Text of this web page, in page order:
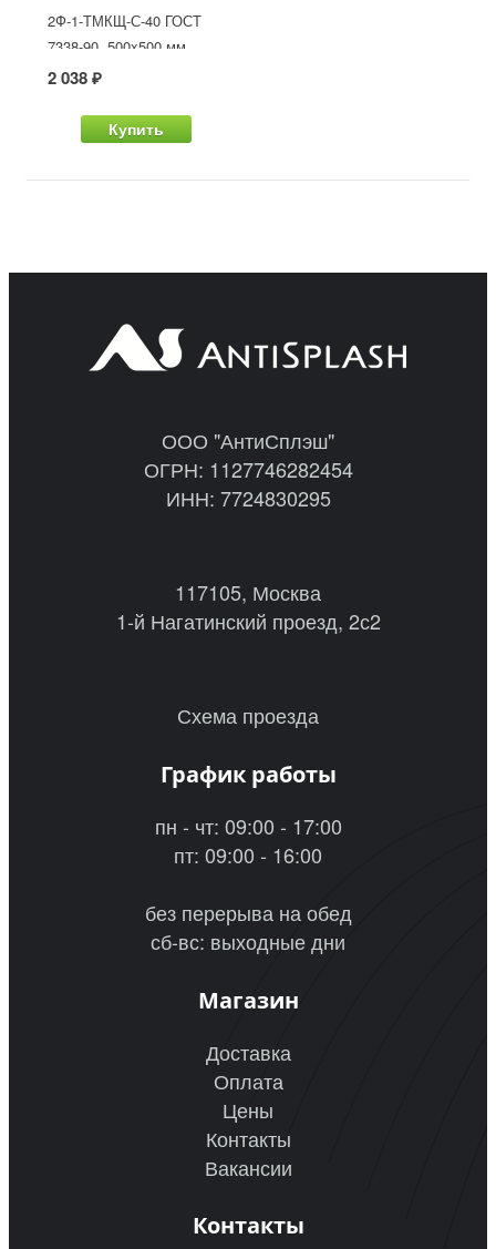
2Ф-1-ТМКЩ-С-40 ГОСТ
7338-90, 500x500 мм
2 038 ₽
Купить
ООО "АнтиСплэш"
ОГРН: 1127746282454
ИНН: 7724830295
117105, Москва
1-й Нагатинский проезд, 2с2
Схема проезда
График работы
пн - чт: 09:00 - 17:00
пт: 09:00 - 16:00
без перерыва на обед
сб-вс: выходные дни
Магазин
Доставка
Оплата
Цены
Контакты
Вакансии
Контакты